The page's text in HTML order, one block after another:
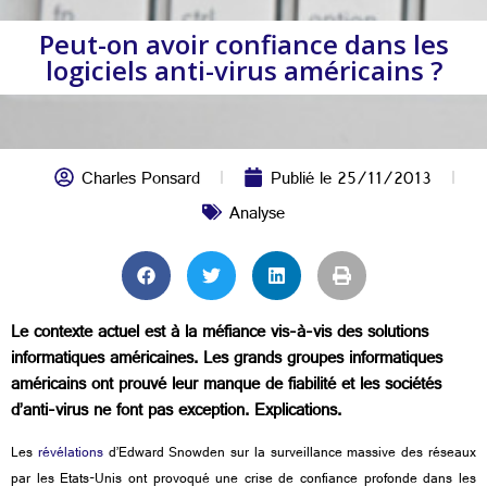
Peut-on avoir confiance dans les
logiciels anti-virus américains ?
Charles Ponsard Publié le25/11/2013
Analyse
Le contexte actuel est à la méfiance vis-à-vis des solutions
informatiques américaines. Les grands groupes informatiques
américains ont prouvé leur manque de fiabilité et les sociétés
d’anti-virus ne font pas exception. Explications.
Lesrévélationsd’Edward Snowden sur la surveillance massive des réseaux